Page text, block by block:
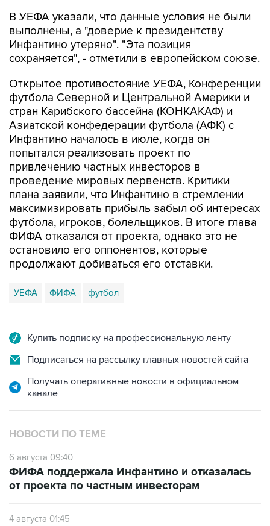
В УЕФА указали, что данные условия не были
выполнены, а "доверие к президентству
Инфантино утеряно". "Эта позиция
сохраняется", - отметили в европейском союзе.
Открытое противостояние УЕФА, Конференции
футбола Северной и Центральной Америки и
стран Карибского бассейна (КОНКАКАФ) и
Азиатской конфедерации футбола (АФК) с
Инфантино началось в июле, когда он
попытался реализовать проект по
привлечению частных инвесторов в
проведение мировых первенств. Критики
плана заявили, что Инфантино в стремлении
максимизировать прибыль забыл об интересах
футбола, игроков, болельщиков. В итоге глава
ФИФА отказался от проекта, однако это не
остановило его оппонентов, которые
продолжают добиваться его отставки.
УЕФА ФИФА футбол
Купить подписку на профессиональную ленту
Подписаться на рассылку главных новостей сайта
Получать оперативные новости в официальном
канале
НОВОСТИ ПО ТЕМЕ
6 августа 09:40
ФИФА поддержала Инфантино и отказалась
от проекта по частным инвесторам
4 августа 01:45